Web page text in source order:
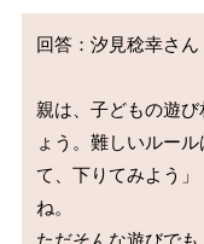
回答：汐見稔幸さん
親は、子どもの遊
ょう。難しいルー
て、下りてみよう
ね。